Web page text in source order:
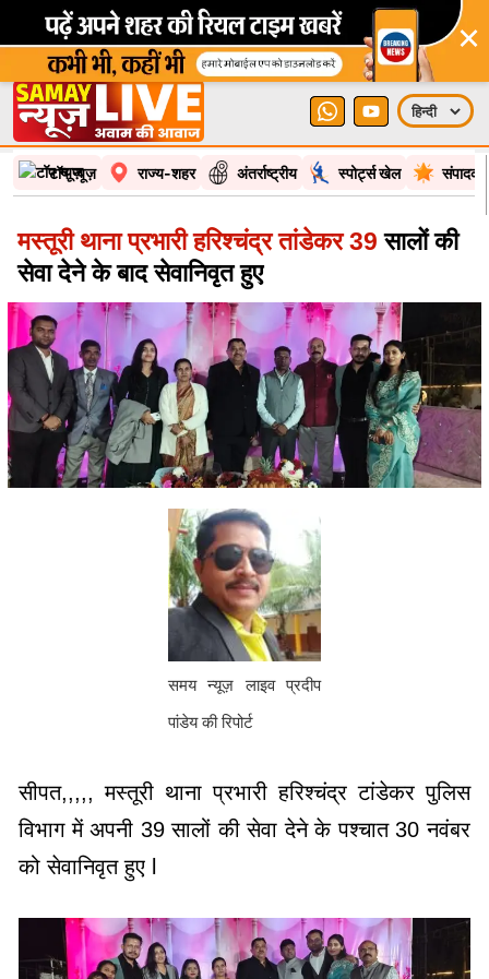
×
टॉप न्यूज़ राज्य-शहर अंतर्राष्ट्रीय स्पोर्ट्स खेल
मस्तूरी थाना प्रभारी हरिश्चंद्र तांडेकर 39 सालों की
सेवा देने के बाद सेवानिवृत हुए
समय न्यूज़ लाइव प्रदीप
पांडेय की रिपोर्ट
सीपत,,,,, मस्तूरी थाना प्रभारी हरिश्चंद्र टांडेकर पुलिस
विभाग में अपनी 39 सालों की सेवा देने के पश्चात 30 नवंबर
को सेवानिवृत हुए l